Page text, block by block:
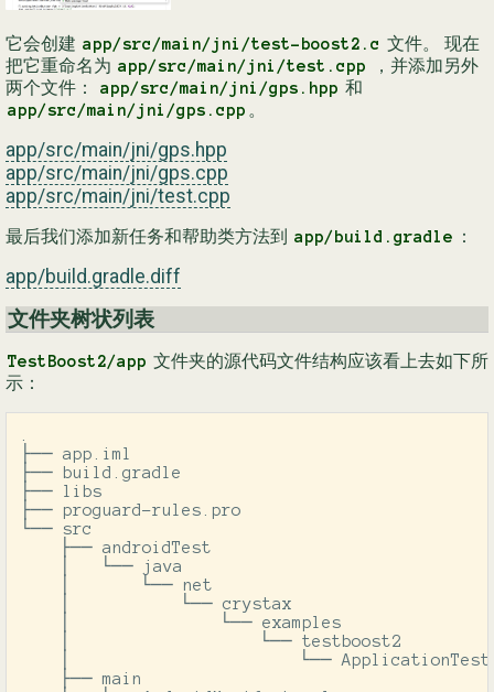
它会创建 app/src/main/jni/test-boost2.c 文件。 现在
把它重命名为 app/src/main/jni/test.cpp
，并添加另外
两个文件：
app/src/main/jni/gps.hpp 和
app/src/main/jni/gps.cpp 。
app/src/main/jni/gps.hpp
app/src/main/jni/gps.cpp
app/src/main/jni/test.cpp
最后我们添加新任务和帮助类方法到 app/build.gradle ：
app/build.gradle.diff
文件夹树状列表
TestBoost2/app 文件夹的源代码文件结构应该看上去如下所
示：
.
├── app.iml
├── build.gradle
├── libs
├── proguard-rules.pro
└── src
    ├── androidTest
    │   └── java
    │       └── net
    │           └── crystax
    │               └── examples
    │                   └── testboost2
│                       └──
    ├── main